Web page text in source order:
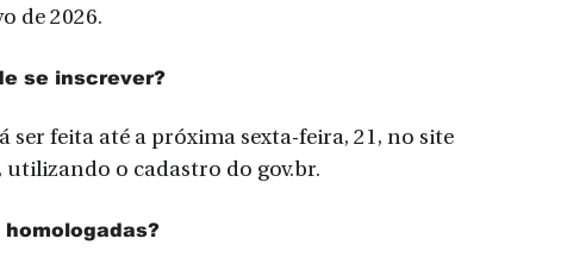
de 2026.
se inscrever?
feita até a próxima sexta-feira, 21, no site
, utilizando o cadastro do gov.br.